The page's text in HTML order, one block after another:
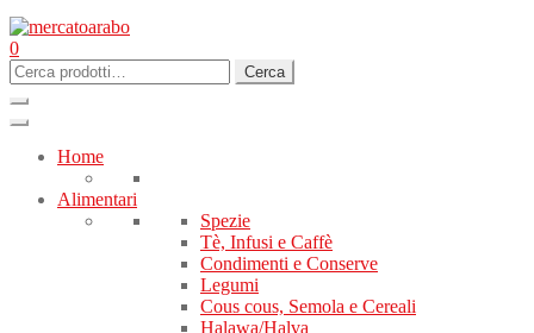
0
Cerca:
Cerca
Home
Alimentari
Spezie
Tè, Infusi e Caffè
Condimenti e Conserve
Legumi
Cous cous, Semola e Cereali
Halawa/Halva